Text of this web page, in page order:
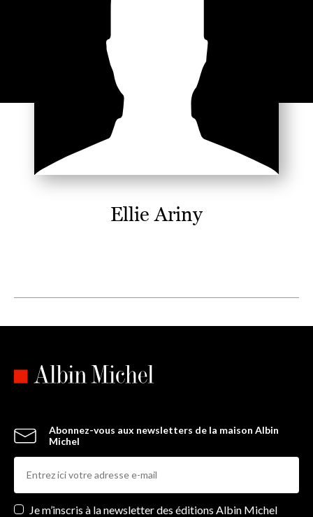
Ellie Ariny
Abonnez-vous aux newsletters de la maison Albin
Michel
Newsletters
Je m’inscris à la newsletter des éditions Albin Michel